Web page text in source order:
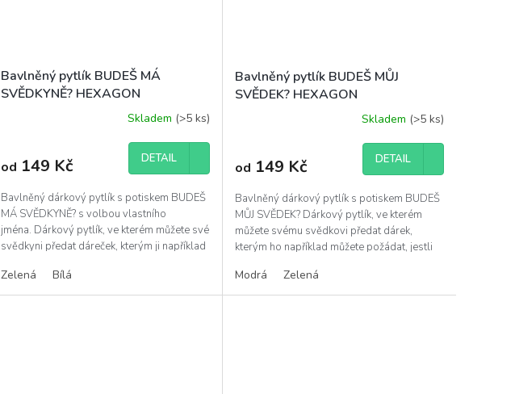
Bavlněný pytlík BUDEŠ MÁ
SVĚDKYNĚ? HEXAGON
Skladem (>5 ks)
od 149 Kč DETAIL
Bavlněný dárkový pytlík s potiskem BUDEŠ
MÁ SVĚDKYNĚ? s volbou vlastního
jména. Dárkový pytlík, ve kterém můžete své
svědkyni předat dáreček, kterým ji například
Zelená Bílá
Bavlněný pytlík BUDEŠ MŮJ
SVĚDEK? HEXAGON
Skladem (>5 ks)
od 149 Kč DETAIL
Bavlněný dárkový pytlík s potiskem BUDEŠ
MŮJ SVĚDEK? Dárkový pytlík, ve kterém
můžete svému svědkovi předat dárek,
kterým ho například můžete požádat, jestli
Modrá Zelená